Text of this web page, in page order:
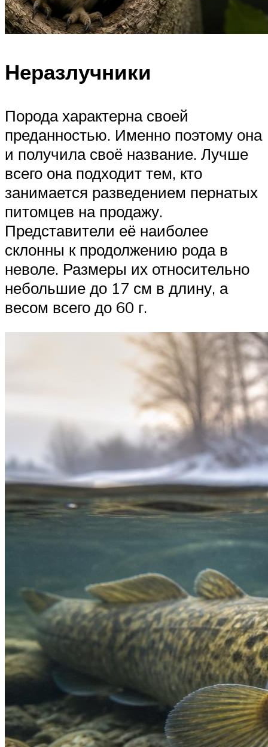
Неразлучники
Порода характерна своей
преданностью. Именно поэтому она
и получила своё название. Лучше
всего она подходит тем, кто
занимается разведением пернатых
питомцев на продажу.
Представители её наиболее
склонны к продолжению рода в
неволе. Размеры их относительно
небольшие до 17 см в длину, а
весом всего до 60 г.